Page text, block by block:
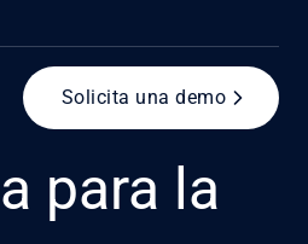
Solicita una demo
para la